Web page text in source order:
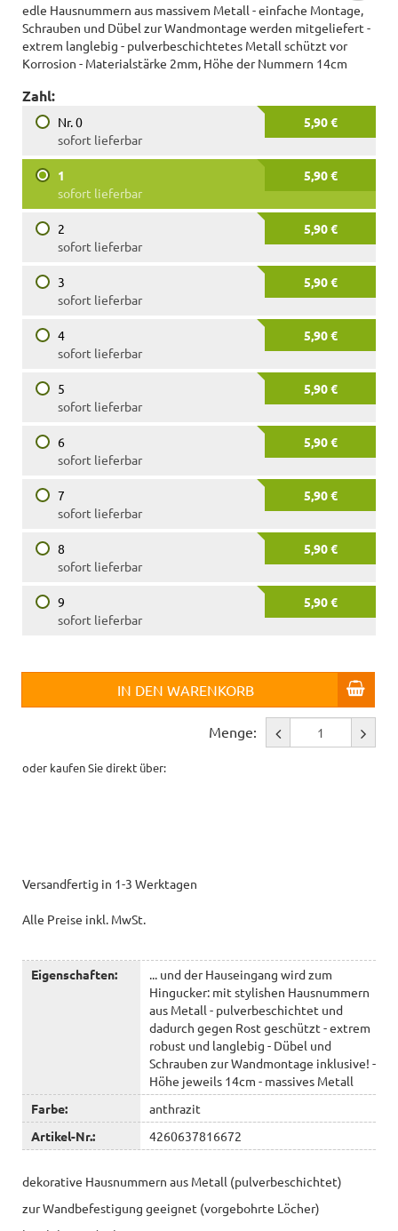
edle Hausnummern aus massivem Metall - einfache Montage,
Schrauben und Dübel zur Wandmontage werden mitgeliefert -
extrem langlebig - pulverbeschichtetes Metall schützt vor
Korrosion - Materialstärke 2mm, Höhe der Nummern 14cm
Zahl:
Nr. 0
5,90 €
sofort lieferbar
1
5,90 €
sofort lieferbar
2
5,90 €
sofort lieferbar
3
5,90 €
sofort lieferbar
4
5,90 €
sofort lieferbar
5
5,90 €
sofort lieferbar
6
5,90 €
sofort lieferbar
7
5,90 €
sofort lieferbar
8
5,90 €
sofort lieferbar
9
5,90 €
sofort lieferbar
IN DEN WARENKORB
Menge:
oder kaufen Sie direkt über:
Versandfertig in 1-3 Werktagen
Alle Preise inkl. MwSt.
Eigenschaften:
... und der Hauseingang wird zum
Hingucker: mit stylishen Hausnummern
aus Metall - pulverbeschichtet und
dadurch gegen Rost geschützt - extrem
robust und langlebig - Dübel und
Schrauben zur Wandmontage inklusive! -
Höhe jeweils 14cm - massives Metall
Farbe:
anthrazit
Artikel-Nr.:
4260637816672
dekorative Hausnummern aus Metall (pulverbeschichtet)
zur Wandbefestigung geeignet (vorgebohrte Löcher)